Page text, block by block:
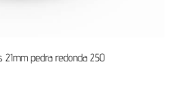
21mm pedra redonda 250